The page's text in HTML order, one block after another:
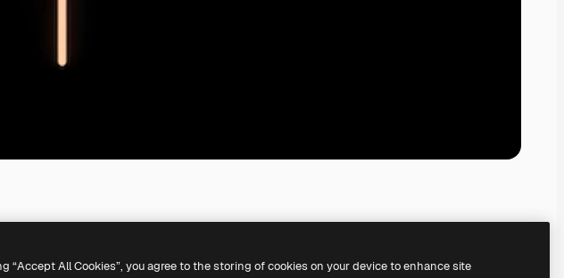
kannst deine eigene mit unserem KI-Bildgeneratorerstellen.
“Accept All Cookies”, you agree to the storing of cookies on your device to enhance site